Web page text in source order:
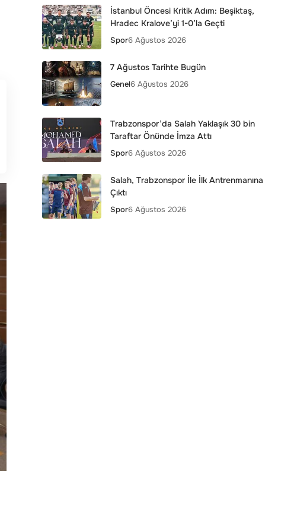
İstanbul Öncesi Kritik Adım: Beşiktaş,
Hradec Kralove’yi 1-0’la Geçti
Spor6 Ağustos 2026
7 Ağustos Tarihte Bugün
Genel6 Ağustos 2026
Trabzonspor’da Salah Yaklaşık 30 bin
Taraftar Önünde İmza Attı
Spor6 Ağustos 2026
Salah, Trabzonspor İle İlk Antrenmanına
Çıktı
Spor6 Ağustos 2026